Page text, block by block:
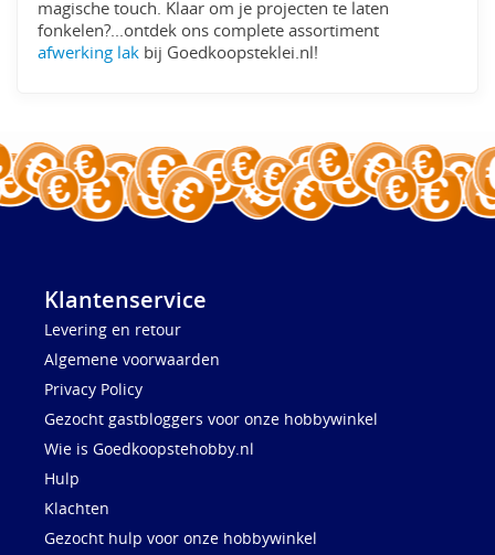
magische touch. Klaar om je projecten te laten
fonkelen?...ontdek ons complete assortiment
afwerking lak bij Goedkoopsteklei.nl!
Klantenservice
Levering en retour
Algemene voorwaarden
Privacy Policy
Gezocht gastbloggers voor onze hobbywinkel
Wie is Goedkoopstehobby.nl
Hulp
Klachten
Gezocht hulp voor onze hobbywinkel